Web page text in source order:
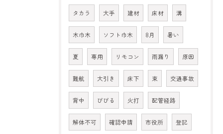
タカラ 大手 建材 床材 溝
木巾木 ソフト巾木 8月 暑い
夏 専用 リモコン 雨漏り 原因
難航 大引き 床下 束 交通事故
背中 びびる 火打 配管経路
解体不可 確認申請 市役所 登記